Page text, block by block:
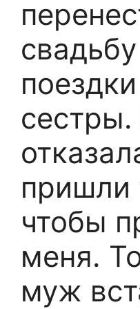
сестры.
пришли
чтобы
меня.
муж